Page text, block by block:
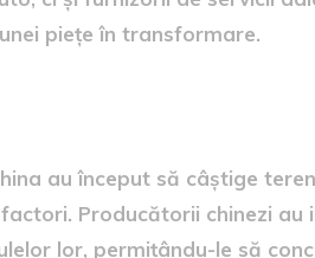
piețe în transformare.
au început să câștige
Producătorii chinezi au
lor, permițându-le să